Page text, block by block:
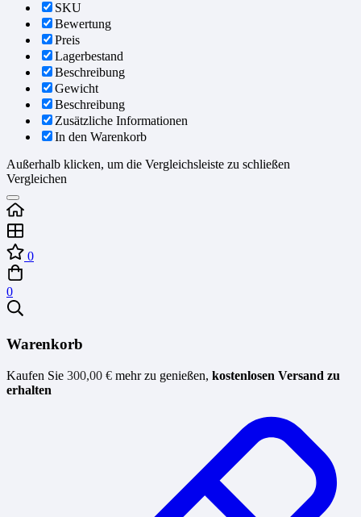
SKU
Bewertung
Preis
Lagerbestand
Beschreibung
Gewicht
Beschreibung
Zusätzliche Informationen
In den Warenkorb
Außerhalb klicken, um die Vergleichsleiste zu schließen
Vergleichen
0
0
Warenkorb
Kaufen Sie 300,00 € mehr zu genießen, kostenlosen Versand zu
erhalten